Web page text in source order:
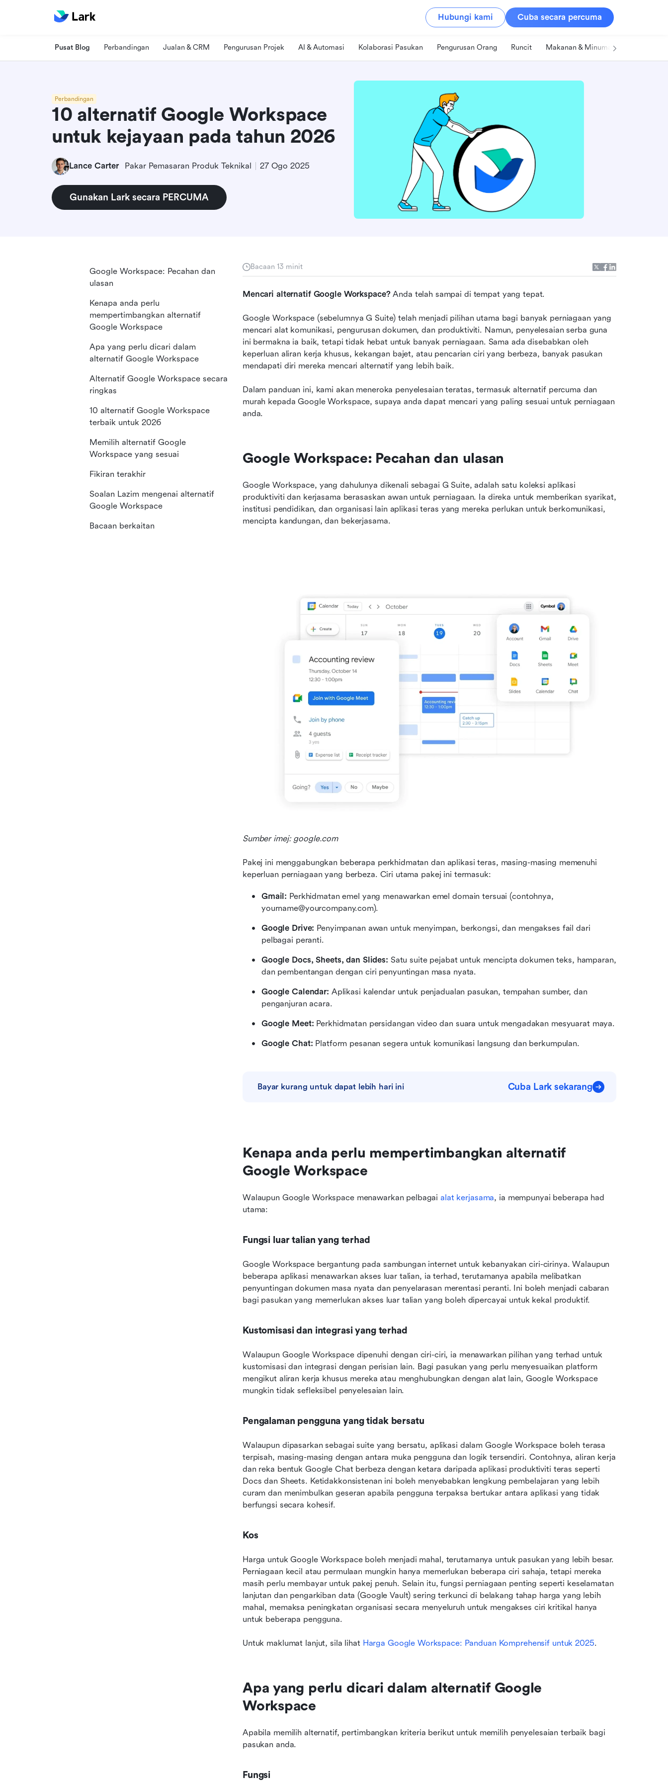
Hubungi kami Cuba secara percuma
Pusat Blog Perbandingan Jualan & CRM Pengurusan Projek AI & Automasi Kolaborasi Pasukan Pengurusan Orang Runcit Makanan & Minuman
Perbandingan
10 alternatif Google Workspace
untuk kejayaan pada tahun 2026
Lance Carter Pakar Pemasaran Produk Teknikal 27 Ogo 2025
Gunakan Lark secara PERCUMA
Bacaan 13 minit
Mencari alternatif Google Workspace? Anda telah sampai di tempat yang tepat.
Google Workspace (sebelumnya G Suite) telah menjadi pilihan utama bagi banyak perniagaan yang
mencari alat komunikasi, pengurusan dokumen, dan produktiviti. Namun, penyelesaian serba guna
ini bermakna ia baik, tetapi tidak hebat untuk banyak perniagaan. Sama ada disebabkan oleh
keperluan aliran kerja khusus, kekangan bajet, atau pencarian ciri yang berbeza, banyak pasukan
mendapati diri mereka mencari alternatif yang lebih baik.
Dalam panduan ini, kami akan meneroka penyelesaian teratas, termasuk alternatif percuma dan
murah kepada Google Workspace, supaya anda dapat mencari yang paling sesuai untuk perniagaan
anda.
Google Workspace: Pecahan dan ulasan
Google Workspace, yang dahulunya dikenali sebagai G Suite, adalah satu koleksi aplikasi
produktiviti dan kerjasama berasaskan awan untuk perniagaan. Ia direka untuk memberikan syarikat,
institusi pendidikan, dan organisasi lain aplikasi teras yang mereka perlukan untuk berkomunikasi,
mencipta kandungan, dan bekerjasama.
Sumber imej: google.com
Pakej ini menggabungkan beberapa perkhidmatan dan aplikasi teras, masing-masing memenuhi
keperluan perniagaan yang berbeza. Ciri utama pakej ini termasuk:
Gmail: Perkhidmatan emel yang menawarkan emel domain tersuai (contohnya,
yourname@yourcompany.com).
Google Drive: Penyimpanan awan untuk menyimpan, berkongsi, dan mengakses fail dari
pelbagai peranti.
Google Docs, Sheets, dan Slides: Satu suite pejabat untuk mencipta dokumen teks, hamparan,
dan pembentangan dengan ciri penyuntingan masa nyata.
Google Calendar: Aplikasi kalendar untuk penjadualan pasukan, tempahan sumber, dan
penganjuran acara.
Google Meet: Perkhidmatan persidangan video dan suara untuk mengadakan mesyuarat maya.
Google Chat: Platform pesanan segera untuk komunikasi langsung dan berkumpulan.
Bayar kurang untuk dapat lebih hari ini Cuba Lark sekarang
Kenapa anda perlu mempertimbangkan alternatif
Google Workspace
Walaupun Google Workspace menawarkan pelbagai alat kerjasama, ia mempunyai beberapa had
utama:
Fungsi luar talian yang terhad
Google Workspace bergantung pada sambungan internet untuk kebanyakan ciri-cirinya. Walaupun
beberapa aplikasi menawarkan akses luar talian, ia terhad, terutamanya apabila melibatkan
penyuntingan dokumen masa nyata dan penyelarasan merentasi peranti. Ini boleh menjadi cabaran
bagi pasukan yang memerlukan akses luar talian yang boleh dipercayai untuk kekal produktif.
Kustomisasi dan integrasi yang terhad
Walaupun Google Workspace dipenuhi dengan ciri-ciri, ia menawarkan pilihan yang terhad untuk
kustomisasi dan integrasi dengan perisian lain. Bagi pasukan yang perlu menyesuaikan platform
mengikut aliran kerja khusus mereka atau menghubungkan dengan alat lain, Google Workspace
mungkin tidak sefleksibel penyelesaian lain.
Pengalaman pengguna yang tidak bersatu
Walaupun dipasarkan sebagai suite yang bersatu, aplikasi dalam Google Workspace boleh terasa
terpisah, masing-masing dengan antara muka pengguna dan logik tersendiri. Contohnya, aliran kerja
dan reka bentuk Google Chat berbeza dengan ketara daripada aplikasi produktiviti teras seperti
Docs dan Sheets. Ketidakkonsistenan ini boleh menyebabkan lengkung pembelajaran yang lebih
curam dan menimbulkan geseran apabila pengguna terpaksa bertukar antara aplikasi yang tidak
berfungsi secara kohesif.
Kos
Harga untuk Google Workspace boleh menjadi mahal, terutamanya untuk pasukan yang lebih besar.
Perniagaan kecil atau permulaan mungkin hanya memerlukan beberapa ciri sahaja, tetapi mereka
masih perlu membayar untuk pakej penuh. Selain itu, fungsi perniagaan penting seperti keselamatan
lanjutan dan pengarkiban data (Google Vault) sering terkunci di belakang tahap harga yang lebih
mahal, memaksa peningkatan organisasi secara menyeluruh untuk mengakses ciri kritikal hanya
untuk beberapa pengguna.
Untuk maklumat lanjut, sila lihat Harga Google Workspace: Panduan Komprehensif untuk 2025.
Apa yang perlu dicari dalam alternatif Google
Workspace
Apabila memilih alternatif, pertimbangkan kriteria berikut untuk memilih penyelesaian terbaik bagi
pasukan anda.
Fungsi
Google Workspace: Pecahan dan
ulasan
Kenapa anda perlu
mempertimbangkan alternatif
Google Workspace
Apa yang perlu dicari dalam
alternatif Google Workspace
Alternatif Google Workspace secara
ringkas
10 alternatif Google Workspace
terbaik untuk 2026
Memilih alternatif Google
Workspace yang sesuai
Fikiran terakhir
Soalan Lazim mengenai alternatif
Google Workspace
Bacaan berkaitan